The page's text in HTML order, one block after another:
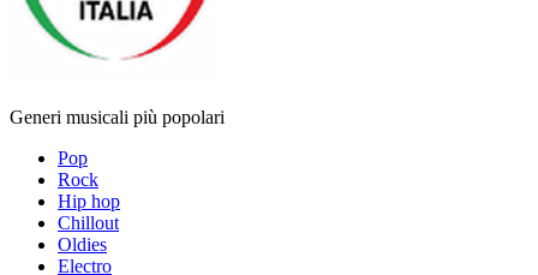
Generi musicali più popolari
Pop
Rock
Hip hop
Chillout
Oldies
Electro